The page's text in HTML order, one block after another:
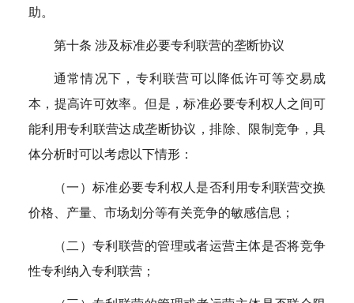
助。
第十条 涉及标准必要专利联营的垄断协议
通常情况下，专利联营可以降低许可等交易成
本，提高许可效率。但是，标准必要专利权人之间可
能利用专利联营达成垄断协议，排除、限制竞争，具
体分析时可以考虑以下情形：
（一）标准必要专利权人是否利用专利联营交换
价格、产量、市场划分等有关竞争的敏感信息；
（二）专利联营的管理或者运营主体是否将竞争
性专利纳入专利联营；